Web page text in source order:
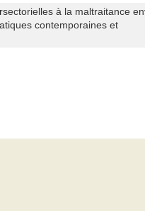
à la maltraitance
contemporaines et